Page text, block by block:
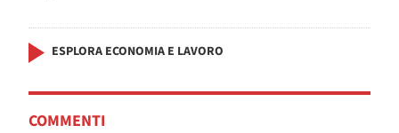
ESPLORA ECONOMIA E LAVORO
COMMENTI